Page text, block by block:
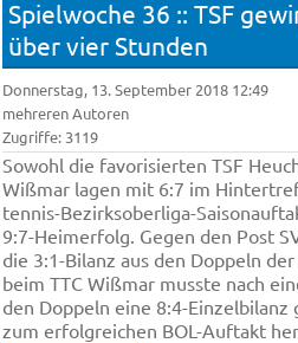
Spielwoche 36 :: TSF
über vier Stun­den
Donnerstag, 13. September 2018 12:49
mehreren Autoren
Zugriffe: 3119
So­wohl die fa­vo­ri­sier­ten TSF
Wiß­mar la­gen mit 6:7 im
ten­nis-Be­zirks­ober­li­ga-
9:7-Hei­mer­folg. Ge­gen den Post
die 3:1-Bi­lanz aus den Dop­peln
beim TTC Wiß­mar muss­te nach
den Dop­peln ei­ne 8:4-Ein­zel­bi­lanz
zum er­folg­rei­chen BOL-Auf­takt her.